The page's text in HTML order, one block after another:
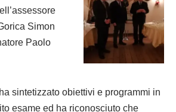
Simon
Paolo
sintetizzato obiettivi e programmi in
esame ed ha riconosciuto che